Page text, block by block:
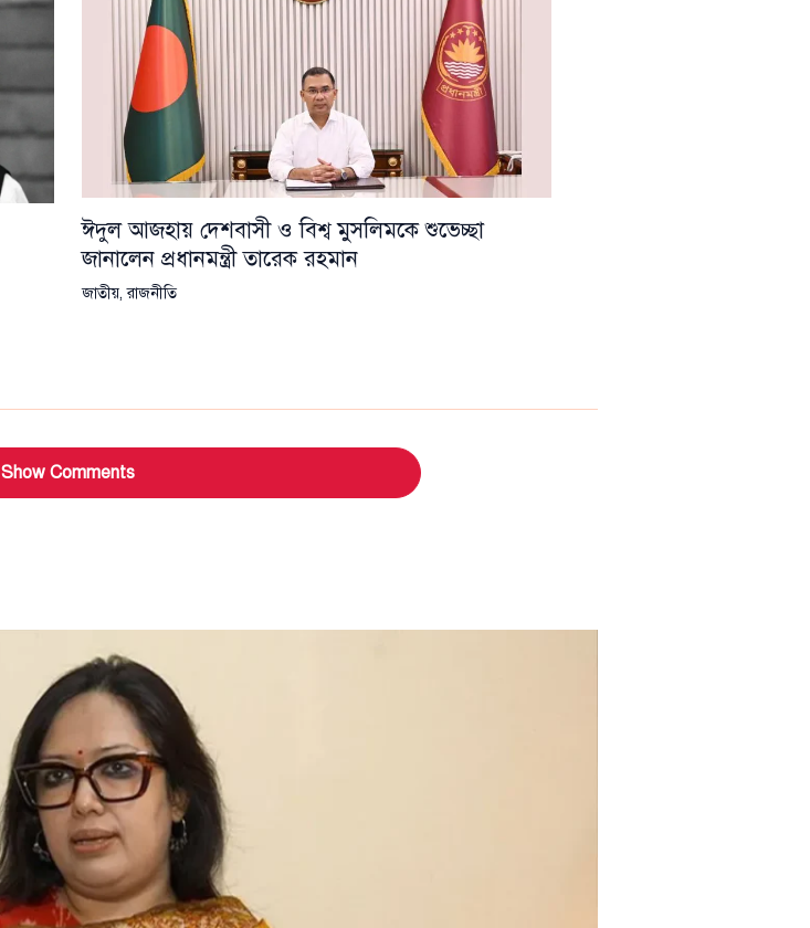
ঈদুল আজহায় দেশবাসী ও বিশ্ব মুসলিমকে শুভেচ্ছা
জানালেন প্রধানমন্ত্রী তারেক রহমান
জাতীয়,রাজনীতি
Show Comments